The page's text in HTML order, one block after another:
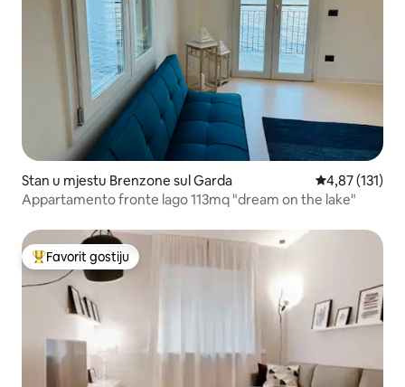
Stan u mjestu Brenzone sul Garda Prosječna
4,87 (131)
Appartamento fronte lago 113mq "dream on the lake"
Glavni favorit gostiju
Favorit gostiju